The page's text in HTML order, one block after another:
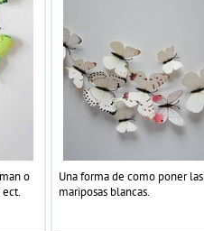
o
Una forma de como poner las
mariposas blancas.